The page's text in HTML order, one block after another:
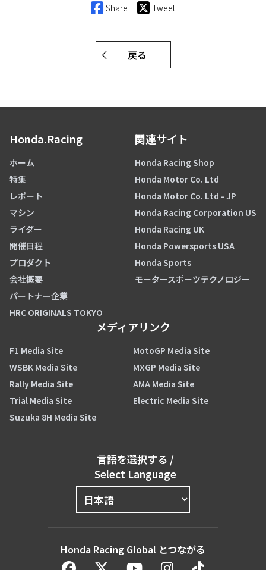
Share Tweet
戻る
Honda.Racing
ホーム
特集
レポート
マシン
ライダー
開催日程
プロダクト
会社概要
パートナー企業
HRC ORIGINALS TOKYO
関連サイト
Honda Racing Shop
Honda Motor Co. Ltd
Honda Motor Co. Ltd - JP
Honda Racing Corporation US
Honda Racing UK
Honda Powersports USA
Honda Sports
モータースポーツテクノロジー
メディアリンク
F1 Media Site
MotoGP Media Site
WSBK Media Site
MXGP Media Site
Rally Media Site
AMA Media Site
Trial Media Site
Electric Media Site
Suzuka 8H Media Site
言語を選択する /
Select Language
Honda Racing Global とつながる